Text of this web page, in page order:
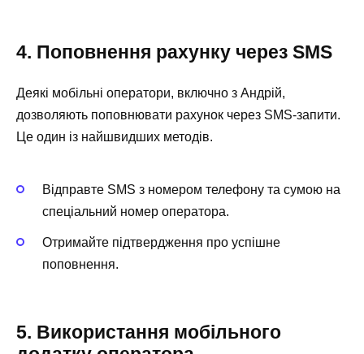
4. Поповнення рахунку через SMS
Деякі мобільні оператори, включно з Андрій,
дозволяють поповнювати рахунок через SMS-запити.
Це один із найшвидших методів.
Відправте SMS з номером телефону та сумою на
спеціальний номер оператора.
Отримайте підтвердження про успішне
поповнення.
5. Використання мобільного